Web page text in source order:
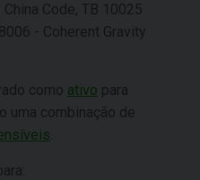
Code, TB 10025
- Coherent Gravity
como ativo para
uma combinação de